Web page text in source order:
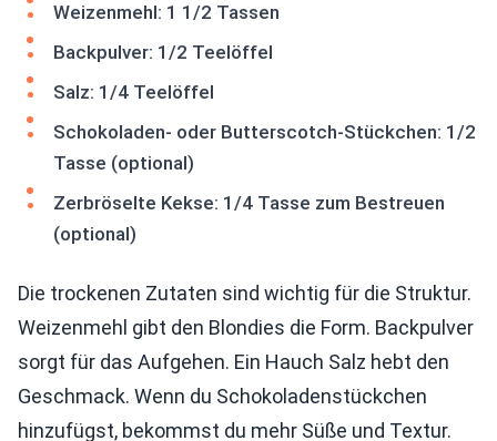
Weizenmehl: 1 1/2 Tassen
Backpulver: 1/2 Teelöffel
Salz: 1/4 Teelöffel
Schokoladen- oder Butterscotch-Stückchen: 1/2
Tasse (optional)
Zerbröselte Kekse: 1/4 Tasse zum Bestreuen
(optional)
Die trockenen Zutaten sind wichtig für die Struktur.
Weizenmehl gibt den Blondies die Form. Backpulver
sorgt für das Aufgehen. Ein Hauch Salz hebt den
Geschmack. Wenn du Schokoladenstückchen
hinzufügst, bekommst du mehr Süße und Textur.